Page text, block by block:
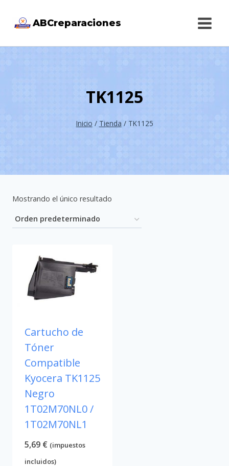
ABCreparaciones
TK1125
Inicio / Tienda / TK1125
Mostrando el único resultado
Cartucho de
Tóner
Compatible
Kyocera TK1125
Negro
1T02M70NL0 /
1T02M70NL1
5,69 € (impuestos
incluidos)